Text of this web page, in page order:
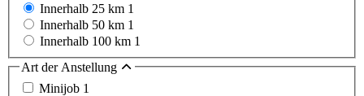
Innerhalb 25 km 1
Innerhalb 50 km 1
Innerhalb 100 km 1
Art der Anstellung
Minijob 1